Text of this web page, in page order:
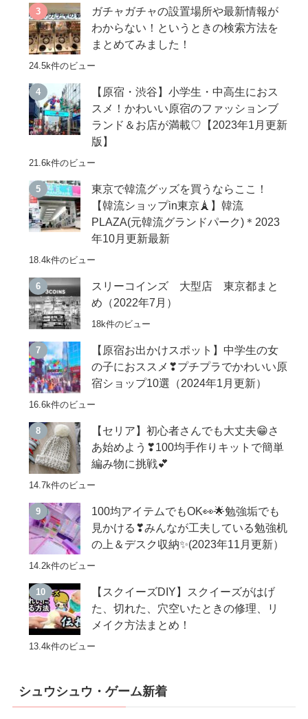
ガチャガチャの設置場所や最新情報が
わからない！というときの検索方法を
まとめてみました！
24.5k件のビュー
【原宿・渋谷】小学生・中高生におス
スメ！かわいい原宿のファッションブ
ランド＆お店が満載♡【2023年1月更新
版】
21.6k件のビュー
東京で韓流グッズを買うならここ！
【韓流ショップin東京🗼】韓流
PLAZA(元韓流グランドパーク)＊2023
年10月更新最新
18.4k件のビュー
スリーコインズ 大型店 東京都まと
め（2022年7月）
18k件のビュー
【原宿お出かけスポット】中学生の女
の子におススメ❣プチプラでかわいい原
宿ショップ10選（2024年1月更新）
16.6k件のビュー
【セリア】初心者さんでも大丈夫😁さ
あ始めよう❣100均手作りキットで簡単
編み物に挑戦💕
14.7k件のビュー
100均アイテムでもOK👀🌟勉強垢でも
見かける❣みんなが工夫している勉強机
の上＆デスク収納✨(2023年11月更新）
14.2k件のビュー
【スクイーズDIY】スクイーズがはげ
た、切れた、穴空いたときの修理、リ
メイク方法まとめ！
13.4k件のビュー
シュウシュウ・ゲーム新着